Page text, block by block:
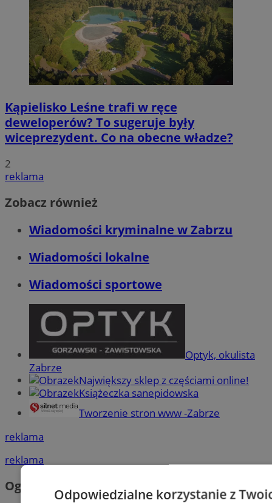
Kąpielisko Leśne trafi w ręce
deweloperów? To sugeruje były
wiceprezydent. Co na obecne władze?
2
reklama
Zobacz również
Wiadomości kryminalne w Zabrzu
Wiadomości lokalne
Wiadomości sportowe
Optyk, okulista
Zabrze
Największy sklep z częściami online!
Książeczka sanepidowska
Tworzenie stron www -Zabrze
reklama
reklama
OgłoszeniaOdpowiedzialne korzystanie z